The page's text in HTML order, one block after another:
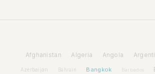
Afghanistan Algeria Angola
Azerbaijan Bahrain Bangkok Barbados